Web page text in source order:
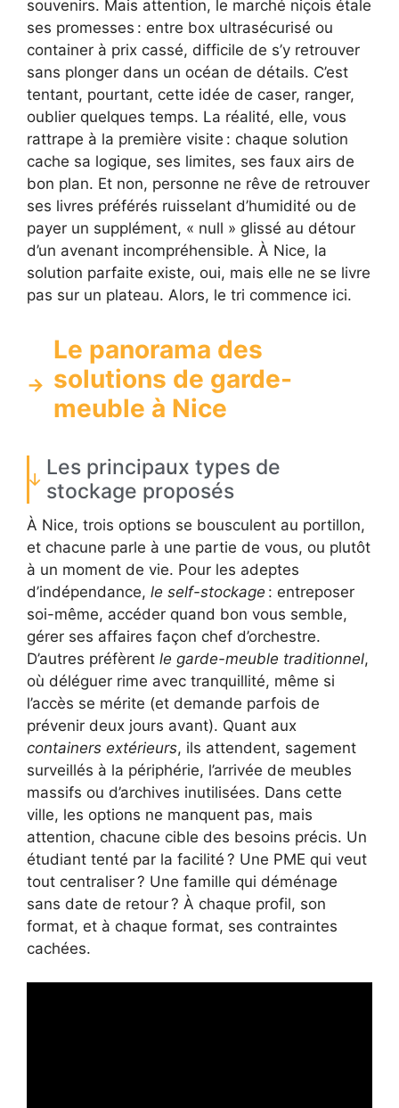
souvenirs. Mais attention, le marché niçois étale
ses promesses : entre box ultrasécurisé ou
container à prix cassé, difficile de s’y retrouver
sans plonger dans un océan de détails. C’est
tentant, pourtant, cette idée de caser, ranger,
oublier quelques temps. La réalité, elle, vous
rattrape à la première visite : chaque solution
cache sa logique, ses limites, ses faux airs de
bon plan. Et non, personne ne rêve de retrouver
ses livres préférés ruisselant d’humidité ou de
payer un supplément, « null » glissé au détour
d’un avenant incompréhensible. À Nice, la
solution parfaite existe, oui, mais elle ne se livre
pas sur un plateau. Alors, le tri commence ici.
Le panorama des
solutions de garde-
meuble à Nice
Les principaux types de
stockage proposés
À Nice, trois options se bousculent au portillon,
et chacune parle à une partie de vous, ou plutôt
à un moment de vie. Pour les adeptes
d’indépendance, le self-stockage : entreposer
soi-même, accéder quand bon vous semble,
gérer ses affaires façon chef d’orchestre.
D’autres préfèrent le garde-meuble traditionnel,
où déléguer rime avec tranquillité, même si
l’accès se mérite (et demande parfois de
prévenir deux jours avant). Quant aux
containers extérieurs, ils attendent, sagement
surveillés à la périphérie, l’arrivée de meubles
massifs ou d’archives inutilisées. Dans cette
ville, les options ne manquent pas, mais
attention, chacune cible des besoins précis. Un
étudiant tenté par la facilité ? Une PME qui veut
tout centraliser ? Une famille qui déménage
sans date de retour ? À chaque profil, son
format, et à chaque format, ses contraintes
cachées.